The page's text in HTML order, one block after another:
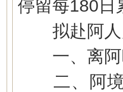
停留每180日
拟赴阿人
一、离阿
二、阿境